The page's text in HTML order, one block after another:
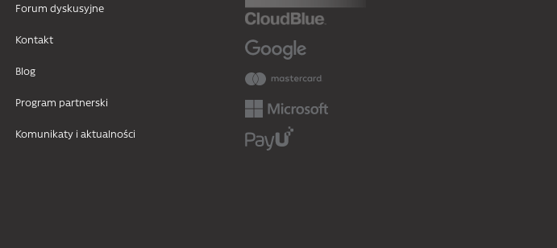
Forum dyskusyjne
Kontakt
Blog
Program partnerski
Komunikaty i aktualności